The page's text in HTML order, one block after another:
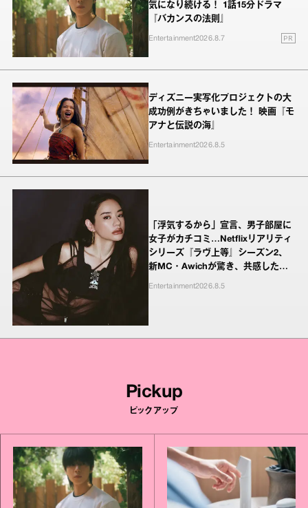
気になり続ける！ 1話15分ドラマ
『バカンスの法則』
Entertainment2026.8.7 PR
ディズニー実写化プロジェクトの大
成功例がきちゃいました！ 映画『モ
アナと伝説の海』
Entertainment2026.8.5
「浮気するから」宣言、男子部屋に
女子がカチコミ…Netflixリアリティ
シリーズ『ラヴ上等』シーズン2、
新MC・Awichが驚き、共感したヤ
Entertainment2026.8.5
Pickup
ピックアップ